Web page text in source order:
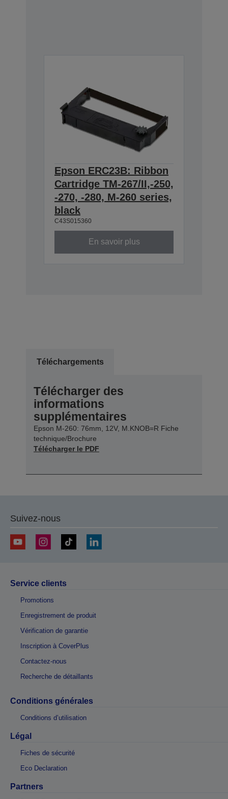
Epson ERC23B: Ribbon
Cartridge TM-267/II,-250,
-270, -280, M-260 series,
black
C43S015360
En savoir plus
Téléchargements
Télécharger des
informations
supplémentaires
Epson M-260: 76mm, 12V, M.KNOB=R Fiche
technique/Brochure
Télécharger le PDF
Suivez-nous
Service clients
Promotions
Enregistrement de produit
Vérification de garantie
Inscription à CoverPlus
Contactez-nous
Recherche de détaillants
Conditions générales
Conditions d’utilisation
Légal
Fiches de sécurité
Eco Declaration
Partners